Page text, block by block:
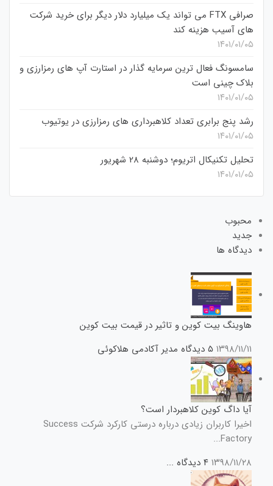
صرافی FTX می تواند یک میلیارد دلار دیگر برای خرید شرکت
های آسیب هزینه کند
۱۴۰۱/۰۱/۰۵
سامسونگ فعال‌ ترین سرمایه‌ گذار در استارت‌ آپ‌ های رمزارزی و
بلاک چینی است
۱۴۰۱/۰۱/۰۵
رشد پنج برابری تعداد کلاهبرداری های رمزارزی در یوتیوب
۱۴۰۱/۰۱/۰۵
تحلیل تکنیکال اتریوم؛ دوشنبه 28 شهریور
۱۴۰۱/۰۱/۰۵
محبوب
جدید
دیدگاه ها
هاوینگ بیت کوین و تاثیر در قیمت بیت کوین
۱۳۹۸/۱۱/۱۱ ۵ دیدگاه مدیر آکادمی هلاکوئی
آیا داگ کوین کلاهبردار است؟
اخیرا کاربران زیادی درباره درستی کارکرد شرکت Success
Factory...
۱۳۹۸/۱۱/۲۸ ۴ دیدگاه ...